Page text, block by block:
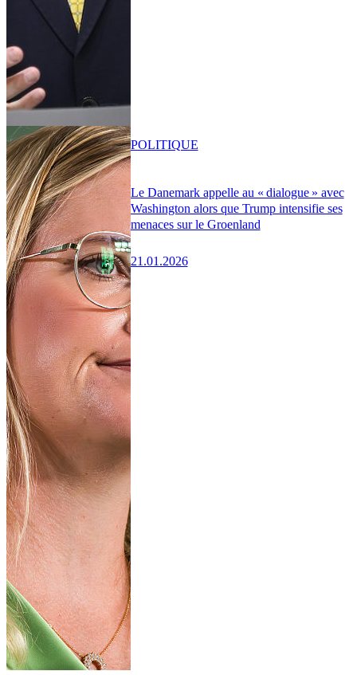
Le Danemark appelle au « dialogue » avec
Washington alors que Trump intensifie ses
menaces sur le Groenland
21.01.2026
POLITIQUE